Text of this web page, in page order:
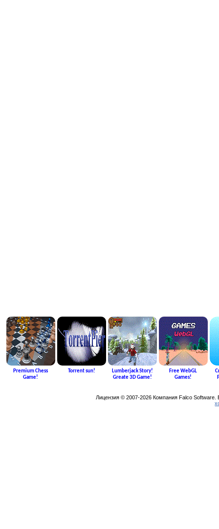
Premium Chess
Game!
Torrent sun!
Lumberjack Story!
Greate 3D Game!
Free WebGL
Games!
Лицензия © 2007-2026 Компания Falco